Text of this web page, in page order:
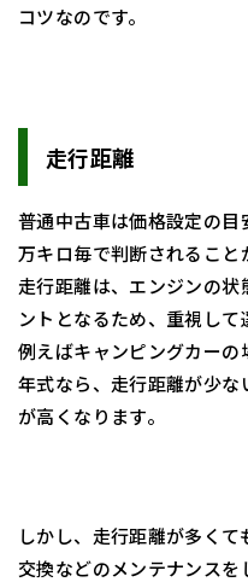
コツなのです。
走行距離
普通中古車は価格設定の目
万キロ毎で判断されること
走行距離は、エンジンの状
ントとなるため、重視して
例えばキャンピングカーの
年式なら、走行距離が少
が高くなります。
しかし、走行距離が多く
交換などのメンテナンスを